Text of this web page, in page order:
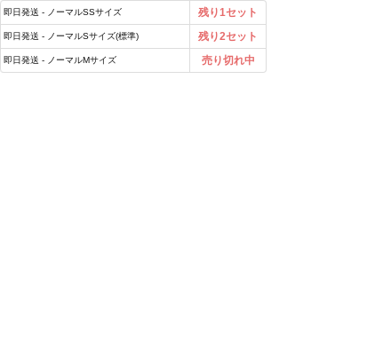
即日発送 - ノーマルSSサイズ 残り1セット
即日発送 - ノーマルSサイズ(標準) 残り2セット
即日発送 - ノーマルMサイズ 売り切れ中